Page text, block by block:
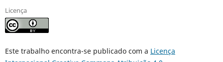
Licença
Este trabalho encontra-se publicado com a Licença